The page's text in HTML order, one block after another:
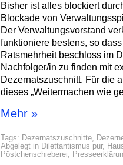
Bisher ist alles blockiert
Blockade von
Der Verwaltungsvorstand
funktioniere bestens, so
Ratsmehrheit beschloss im
Nachfolger/in zu finden mit
Dezernatszuschnitt. Für die
dieses „Weitermachen wie
Mehr »
Tags: Dezernatszuschnitte,
Abgelegt in Dilettantismus pur,
Pöstchenschieberei,